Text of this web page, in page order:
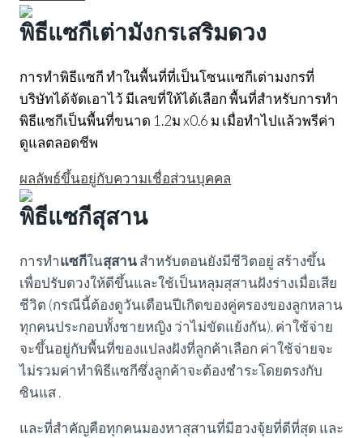
พิธีแซกีเต่ามังกรเสริมดวง
การทำพิธีแซกี ทำในพื้นที่ที่เป็นโซนแซกีเต่ามงกรที่
บริษัทได้จัดเอาไว้ มีเลขที่ให้ได้เลือก พื้นที่สำหรับการทำ
พิธีแซกีเป็นพื้นที่ขนาด 1.2ม x0.6 ม เมื่อทำไปแล้วพรีค่า
ดูแลตลอดชีพ
ผลลัพธ์ขึ้นอยู่กับความเชื่อส่วนบุคคล
พิธีแซกีสุสาน
การทำแซกีในสุสานสำหรับตอนยังมีชีวิตอยู่ สร้างขึ้น
เพื่อปรับดวงให้ดีขึ้นและใช้เป็นหลุมสุสานฝังร่างเมื่อเสีย
ชีวิต (กรณีนี้ต้องดูวันเดือนปีเกิดของคู่ครองของลูกหลาน
ทุกคนประกอบทั้งชายหญิง ว่าไม่ขัดแย้งกัน).​ ค่าใช้จ่าย
จะขึ้นอยู่กับพื้นที่ของแปลงฝังที่ลูกค้าเลือก ค่าใช้จ่ายจะ
ไม่รวมค่าทำพิธีแซกีซึ่งลูกค้าจะต้องชำระโดยตรงกับ
ซินแส .
และที่สำคัญคือทุกคนมองหาสุสานที่มีฮวงจุ้ยที่ดีที่สุด และ